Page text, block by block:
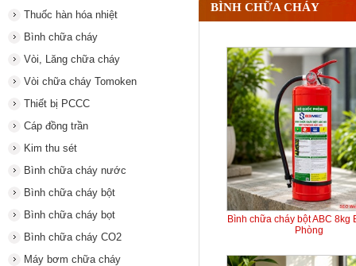
Thuốc hàn hóa nhiệt
Bình chữa cháy
Vòi, Lăng chữa cháy
Vòi chữa cháy Tomoken
Thiết bị PCCC
Cáp đồng trần
Kim thu sét
Bình chữa cháy nước
Bình chữa cháy bột
Bình chữa cháy bọt
Bình chữa cháy CO2
Máy bơm chữa cháy
BÌNH CHỮA CHÁY
Bình chữa cháy bột ABC 8kg
Phòng